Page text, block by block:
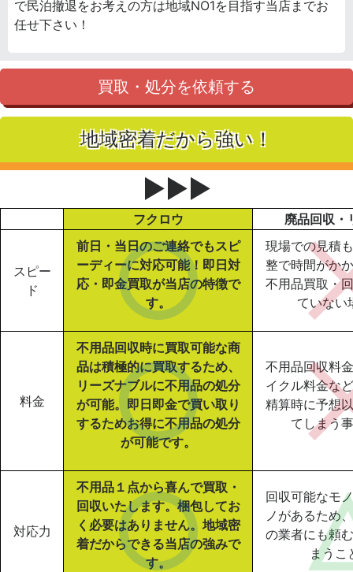
で民泊撤退をお考えの方は地域NO1を目指す当店までお
任せ下さい！
買取・処分を依頼する
地域密着だから強い！
▶▶▶
フクロウ 廃品回収・
スピー
ド
前日・当日のご連絡でもスピ
ーディーに対応可能！即日対
応・即金買取が当店の特徴で
す。
現場での見積
整で時間がか
不用品買取・
ていない
料金
不用品回収時に買取可能な商
品は積極的に買取するため、
リーズナブルに不用品の処分
が可能。即日即金で買い取り
するためお得に不用品の処分
が可能です。
不用品回収料
イクル料金な
精算時に予想
てしまう
対応力
不用品１点から喜んで買取・
回収いたします。梱包してお
く必要はありません。地域密
着だからできる当店の強みで
す。
回収可能なモ
ノがあるため
の業者にも頼
まうこ